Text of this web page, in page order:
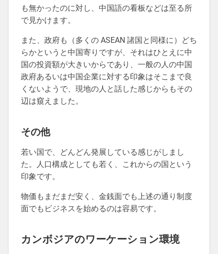
も無かったのに対し、中国語の看板などは至る所
で見かけます。
また、政府も（多くの ASEAN 諸国と同様に）どち
らかというと中国寄りですが、それはひとえに中
国の投資額が大きいからであり、一般の人の中国
政府あるいは中国企業に対する印象はそこまで良
くないようで、現地の人と話した感じからもその
辺は窺えました。
その他
若い国で、どんどん発展している感じがしまし
た。人口構成としても若く、これからの国という
印象です。
物価もまだまだ安く、金銭面でも上述の通り制度
面でもビジネスを始めるのは容易です。
カンボジアのワーケーション環境